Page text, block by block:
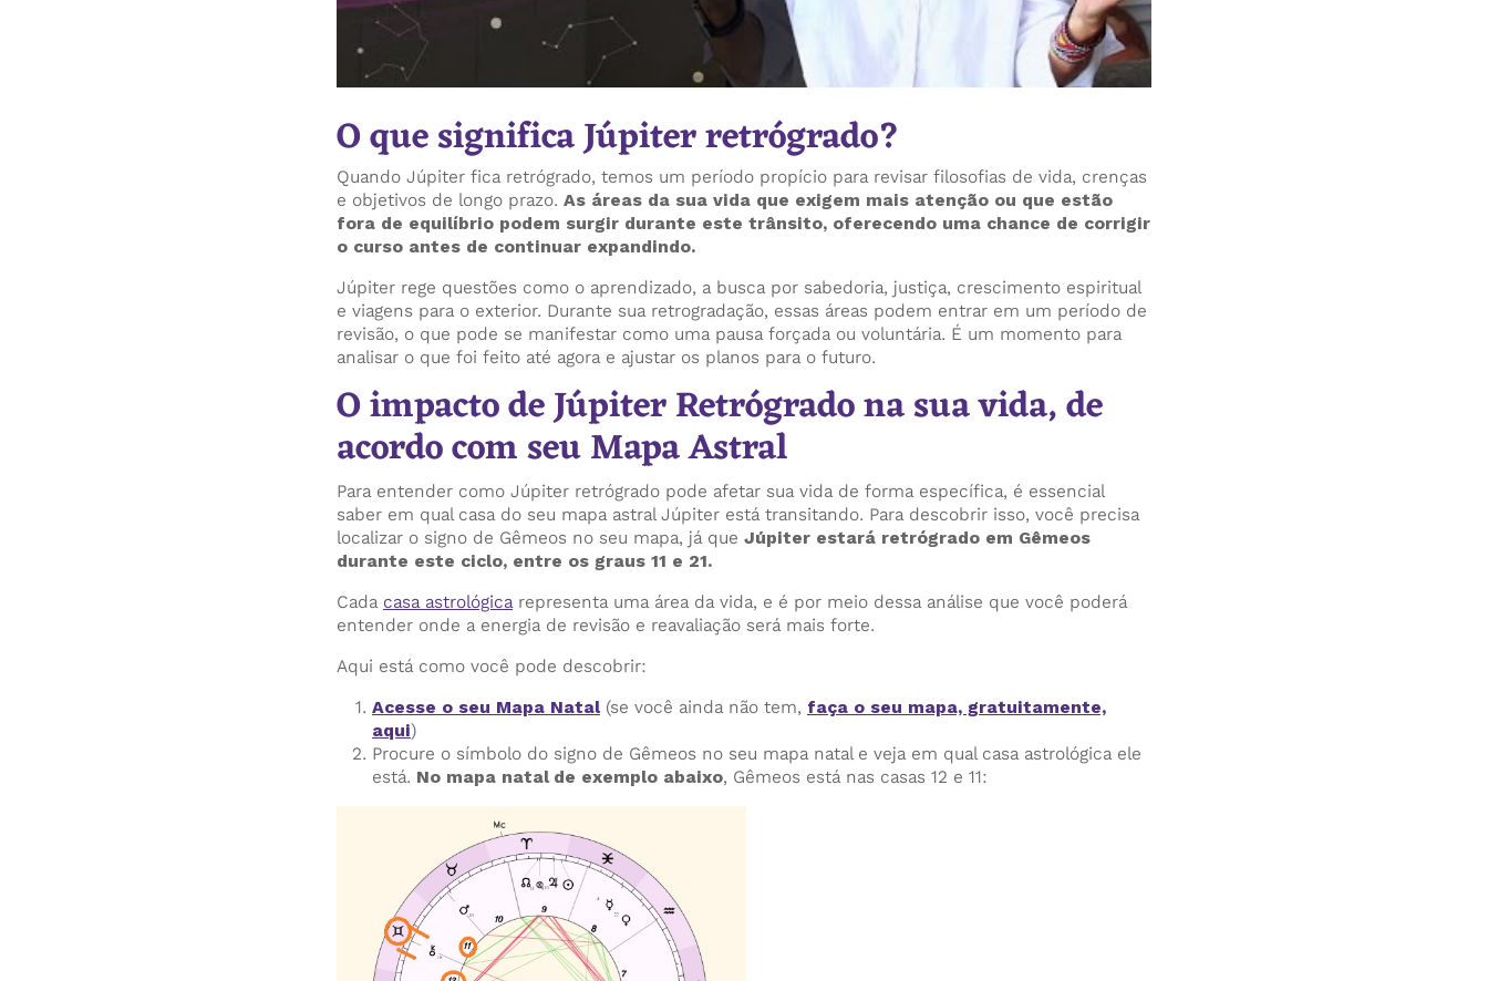
O que significa Júpiter retrógrado?
Quando Júpiter fica retrógrado, temos um período propício para revisar filosofias de vida, crenças
e objetivos de longo prazo. As áreas da sua vida que exigem mais atenção ou que estão
fora de equilíbrio podem surgir durante este trânsito, oferecendo uma chance de corrigir
o curso antes de continuar expandindo.
Júpiter rege questões como o aprendizado, a busca por sabedoria, justiça, crescimento espiritual
e viagens para o exterior. Durante sua retrogradação, essas áreas podem entrar em um período de
revisão, o que pode se manifestar como uma pausa forçada ou voluntária. É um momento para
analisar o que foi feito até agora e ajustar os planos para o futuro.
O impacto de Júpiter Retrógrado na sua vida, de
acordo com seu Mapa Astral
Para entender como Júpiter retrógrado pode afetar sua vida de forma específica, é essencial
saber em qual casa do seu mapa astral Júpiter está transitando. Para descobrir isso, você precisa
localizar o signo de Gêmeos no seu mapa, já que Júpiter estará retrógrado em Gêmeos
durante este ciclo, entre os graus 11 e 21.
Cada casa astrológicarepresenta uma área da vida, e é por meio dessa análise que você poderá
entender onde a energia de revisão e reavaliação será mais forte.
Aqui está como você pode descobrir:
Acesse o seu Mapa Natal (se você ainda não tem, faça o seu mapa, gratuitamente,
aqui)
Procure o símbolo do signo de Gêmeos no seu mapa natal e veja em qual casa astrológica ele
está. No mapa natal de exemplo abaixo, Gêmeos está nas casas 12 e 11: